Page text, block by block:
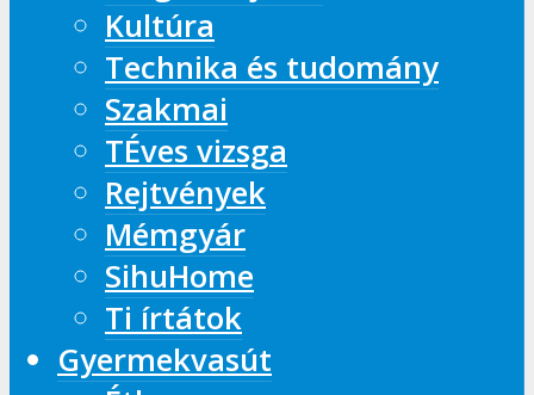
Kultúra
Technika és tudomány
Szakmai
TÉves vizsga
Rejtvények
Mémgyár
SihuHome
Ti írtátok
Gyermekvasút